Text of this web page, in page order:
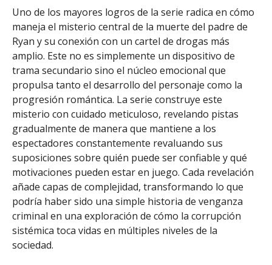
Uno de los mayores logros de la serie radica en cómo
maneja el misterio central de la muerte del padre de
Ryan y su conexión con un cartel de drogas más
amplio. Este no es simplemente un dispositivo de
trama secundario sino el núcleo emocional que
propulsa tanto el desarrollo del personaje como la
progresión romántica. La serie construye este
misterio con cuidado meticuloso, revelando pistas
gradualmente de manera que mantiene a los
espectadores constantemente revaluando sus
suposiciones sobre quién puede ser confiable y qué
motivaciones pueden estar en juego. Cada revelación
añade capas de complejidad, transformando lo que
podría haber sido una simple historia de venganza
criminal en una exploración de cómo la corrupción
sistémica toca vidas en múltiples niveles de la
sociedad.